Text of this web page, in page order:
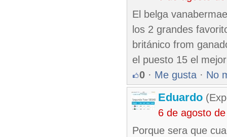
El belga
los 2 grandes
británico from
el puesto 15 el
0 · Me gusta · No
Eduardo
6 de agosto
Porque sera que